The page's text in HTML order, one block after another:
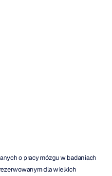
o pracy mózgu w badaniach
dla wielkich